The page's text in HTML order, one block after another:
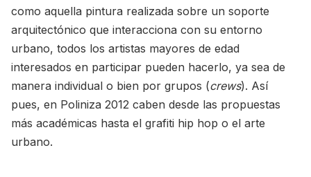
como aquella pintura realizada sobre un soporte
arquitectónico que interacciona con su entorno
urbano, todos los artistas mayores de edad
interesados en participar pueden hacerlo, ya sea de
manera individual o bien por grupos (crews). Así
pues, en Poliniza 2012 caben desde las propuestas
más académicas hasta el grafiti hip hop o el arte
urbano.